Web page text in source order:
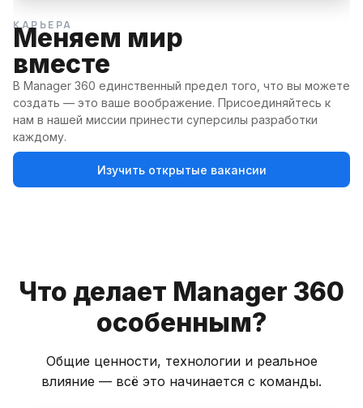
КАРЬЕРА
Меняем мир
вместе
В Manager 360 единственный предел того, что вы можете
создать — это ваше воображение. Присоединяйтесь к
нам в нашей миссии принести суперсилы разработки
каждому.
Изучить открытые вакансии
1
2
3
4
Что делает Manager 360
особенным?
Общие ценности, технологии и реальное
влияние — всё это начинается с команды.